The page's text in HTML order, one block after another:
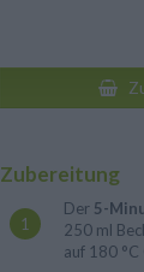
Zubereitung
Der 5-
250 ml
auf 180